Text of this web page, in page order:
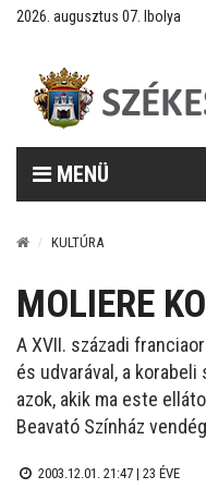
2026. augusztus 07. Ibolya
MENÜ
KULTÚRA
MOLIERE
A XVII. századi
és udvarával, a
azok, akik ma este
Beavató Színház
2003.12.01. 21:47 | 23 ÉVE